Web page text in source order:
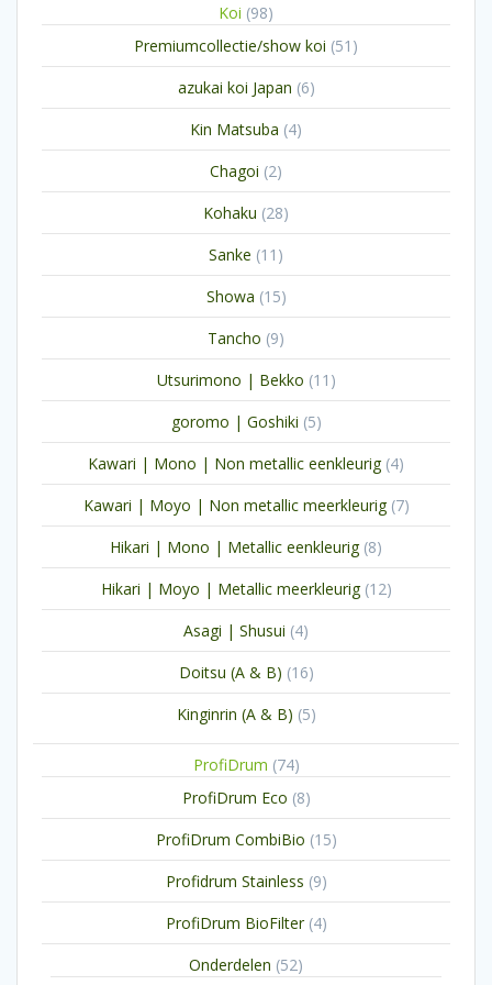
Koi 9898
producten
Premiumcollectie/show koi 51 51
producten
azukai koi Japan 66
producten
Kin Matsuba 44
producten
Chagoi 22
producten
Kohaku 2828
producten
Sanke 11 11
producten
Showa 1515
producten
Tancho 99
producten
Utsurimono | Bekko 11 11
producten
goromo | Goshiki 55
producten
Kawari | Mono | Non metallic eenkleurig 44
producten
Kawari | Moyo | Non metallic meerkleurig 77
producten
Hikari | Mono | Metallic eenkleurig 88
producten
Hikari | Moyo | Metallic meerkleurig 1212
producten
Asagi | Shusui 44
producten
Doitsu (A & B) 1616
producten
Kinginrin (A & B) 55
ProfiDrum 7474
ProfiDrum Eco 88
producten
ProfiDrum CombiBio 1515
producten
Profidrum Stainless 99
producten
ProfiDrum BioFilter 44
producten
Onderdelen 5252